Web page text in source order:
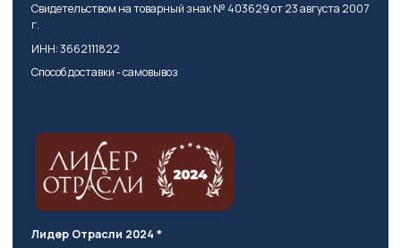
Свидетельством на товарный знак № 403629 от 23 августа 2007
г.
ИНН: 3662111822
Способ доставки - самовывоз
Лидер Отрасли 2024 *